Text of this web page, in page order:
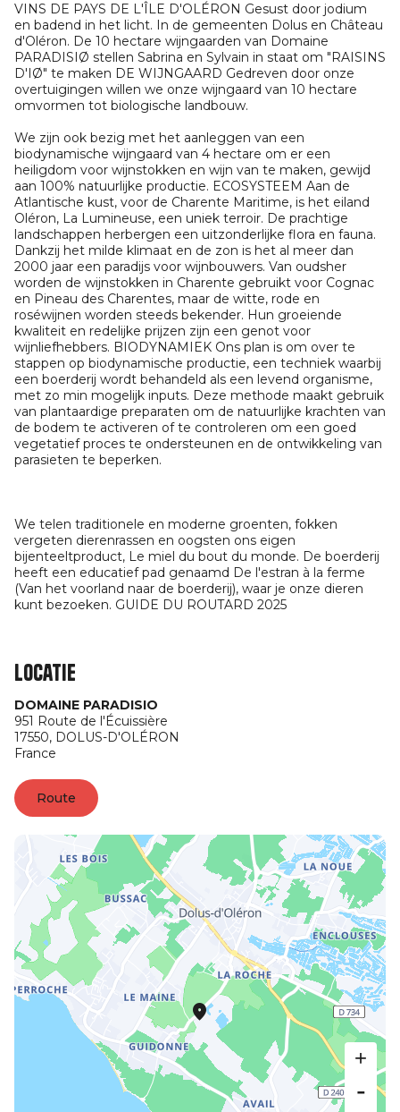
VINS DE PAYS DE L'ÎLE D'OLÉRON Gesust door jodium
en badend in het licht. In de gemeenten Dolus en Château
d'Oléron. De 10 hectare wijngaarden van Domaine
PARADISIØ stellen Sabrina en Sylvain in staat om "RAISINS
D'IØ" te maken DE WIJNGAARD Gedreven door onze
overtuigingen willen we onze wijngaard van 10 hectare
omvormen tot biologische landbouw.
We zijn ook bezig met het aanleggen van een
biodynamische wijngaard van 4 hectare om er een
heiligdom voor wijnstokken en wijn van te maken, gewijd
aan 100% natuurlijke productie. ECOSYSTEEM Aan de
Atlantische kust, voor de Charente Maritime, is het eiland
Oléron, La Lumineuse, een uniek terroir. De prachtige
landschappen herbergen een uitzonderlijke flora en fauna.
Dankzij het milde klimaat en de zon is het al meer dan
2000 jaar een paradijs voor wijnbouwers. Van oudsher
worden de wijnstokken in Charente gebruikt voor Cognac
en Pineau des Charentes, maar de witte, rode en
roséwijnen worden steeds bekender. Hun groeiende
kwaliteit en redelijke prijzen zijn een genot voor
wijnliefhebbers. BIODYNAMIEK Ons plan is om over te
stappen op biodynamische productie, een techniek waarbij
een boerderij wordt behandeld als een levend organisme,
met zo min mogelijk inputs. Deze methode maakt gebruik
van plantaardige preparaten om de natuurlijke krachten van
de bodem te activeren of te controleren om een goed
vegetatief proces te ondersteunen en de ontwikkeling van
parasieten te beperken.
We telen traditionele en moderne groenten, fokken
vergeten dierenrassen en oogsten ons eigen
bijenteeltproduct, Le miel du bout du monde. De boerderij
heeft een educatief pad genaamd De l'estran à la ferme
(Van het voorland naar de boerderij), waar je onze dieren
kunt bezoeken. GUIDE DU ROUTARD 2025
Locatie
DOMAINE PARADISIO
951 Route de l'Écuissière
17550, DOLUS-D'OLÉRON
France
Route